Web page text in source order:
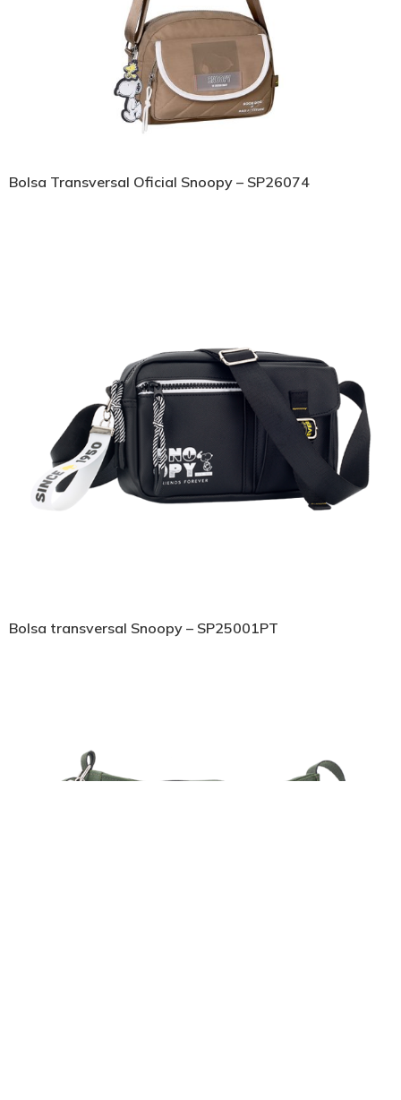
Bolsa Transversal Oficial Snoopy – SP26074
Bolsa transversal Snoopy – SP25001PT